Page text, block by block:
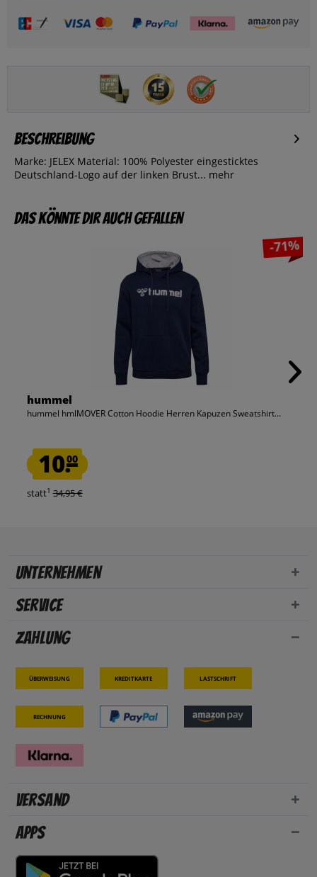
Beschreibung
Marke: JELEX Material: 100% Polyester eingesticktes
Deutschland-Logo auf der linken Brust... mehr
Das könnte dir auch gefallen
-71%
hummel
hummel hmlMOVER Cotton Hoodie Herren Kapuzen Sweatshirt...
10.00
statt1 34,95 €
Unternehmen
Service
Zahlung
Überweisung Kreditkarte Lastschrift
Rechnung
Versand
Apps